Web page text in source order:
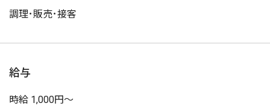
調理･販売･接客
給与
時給 1,000円～